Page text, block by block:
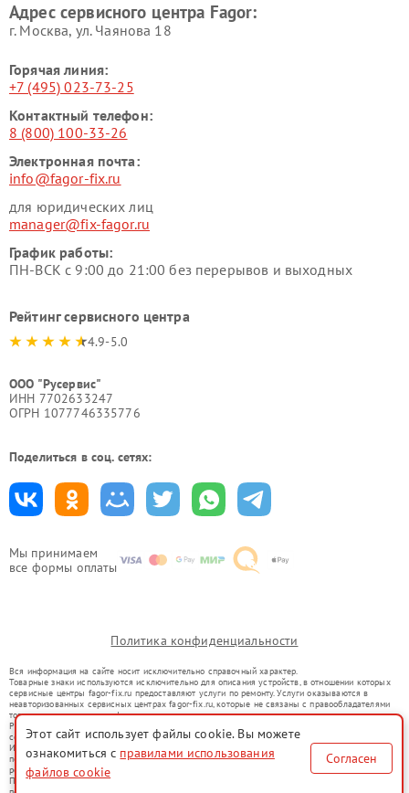
Мы принимаем
все формы оплаты
Адрес сервисного центра Fagor:
г. Москва, ул. Чаянова 18
Горячая линия:
+7 (495) 023-73-25
Контактный телефон:
8 (800) 100-33-26
Электронная почта:
info@fagor-fix.ru
для юридических лиц
manager@fix-fagor.ru
График работы:
ПН-ВСК с 9:00 до 21:00 без перерывов и выходных
Рейтинг сервисного центра
4.9-5.0
ООО "Русервис"
ИНН 7702633247
ОГРН 1077746335776
Поделиться в соц. сетях:
Политика конфиденциальности
Вся информация на сайте носит исключительно справочный характер.
Товарные знаки используются исключительно для описания устройств, в отношении которых
сервисные центры fagor-fix.ru предоставляют услуги по ремонту. Услуги оказываются в
неавторизованных сервисных центрах fagor-fix.ru, которые не связаны с правообладателями
товарных знаков или их официальными представителями.
Ремонт осуществляется для устройств, уже введенных в гражданский оборот в соответствии
со статьей 1487 ГК РФ.
Использование товарных знаков не преследует цели индивидуализации услуг или введения
потребителей в заблуждение, а служит для информирования о предоставляемых услугах по
ремонту техники указанных брендов.
Представленная на сайте информация не является публичной офертой, определяемой
Этот сайт использует файлы cookie. Вы можете
ознакомиться с правилами использования
файлов cookie
Согласен